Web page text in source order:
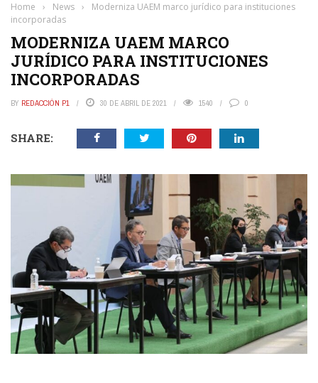
Home › News ›
Moderniza UAEM marco jurídico para instituciones
incorporadas
MODERNIZA UAEM MARCO
JURÍDICO PARA INSTITUCIONES
INCORPORADAS
BY REDACCIÓN P1 30 DE ABRIL DE 2021 1540 0
SHARE: